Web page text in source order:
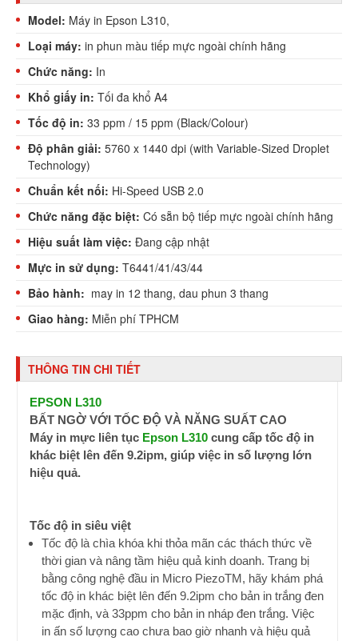
Model: Máy in Epson L310,
Loại máy: in phun màu tiếp mực ngoài chính hãng
Chức năng: In
Khổ giấy in: Tối đa khổ A4
Tốc độ in: 33 ppm / 15 ppm (Black/Colour)
Độ phân giải: 5760 x 1440 dpi (with Variable-Sized Droplet
Technology)
Chuẩn kết nối: Hi-Speed USB 2.0
Chức năng đặc biệt: Có sẵn bộ tiếp mực ngoài chính hãng
Hiệu suất làm việc: Đang cập nhật
Mực in sử dụng: T6441/41/43/44
Bảo hành: may in 12 thang, dau phun 3 thang
Giao hàng: Miễn phí TPHCM
THÔNG TIN CHI TIẾT
EPSON L310
BẤT NGỜ VỚI TỐC ĐỘ VÀ NĂNG SUẤT CAO
Máy in mực liên tục Epson L310 cung cấp tốc độ in
khác biệt lên đến 9.2ipm, giúp việc in số lượng lớn
hiệu quả.
Tốc độ in siêu việt
Tốc độ là chìa khóa khi thỏa mãn các thách thức về
thời gian và nâng tầm hiệu quả kinh doanh. Trang bị
bằng công nghệ đầu in Micro PiezoTM, hãy khám phá
tốc độ in khác biệt lên đến 9.2ipm cho bản in trắng đen
mặc định, và 33ppm cho bản in nháp đen trắng. Việc
in ấn số lượng cao chưa bao giờ nhanh và hiệu quả